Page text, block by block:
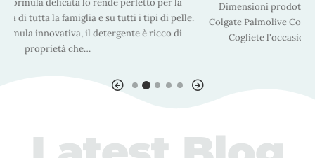
Dimensioni prodotto ‏ : ‎ 9,4 x 4,8 x 14,5 cm; 4,14 kg Produttore ‏ : ‎
Colgate Palmolive Co ASIN ‏ : ‎ B0BM883M1K Paese di origine ‏ : ‎ Italia
Cogliete l'occasione di riconnettervi con la natura tutte…